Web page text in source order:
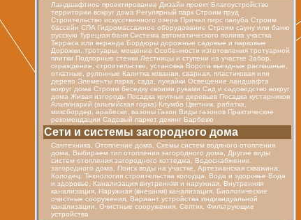
Ландшафтное проектирование Дизайн проект Благоустройство
территории вокруг дома Регулярный парк Строим пруд
Строительство искусственного озера Причал пирс палуба Строим
бассейн СПА Гидромассажное оборудование Строим сауну или баню
русскую Турецкая баня Cистема автоматического полива участка
Терраса или веранда Бордюры дорожные садовые и парковые
Дорожки, тротуары, мощение Особенности изготовления тротуарной
плитки Подпорные стенки Лестницы и ступени на участке Забор,
ограждение, строительство, установка Ворота вьездные распашные,
откатные, рулонные Калитка кованая, сварная, пластиковая или
дерево Элементы парка, сада, лужайки Освещение ландшафта
вокруг дома Строим беседку своими руками Сад и садоводство вокруг
дома Живая изгородь Посадка крупных деревьев Посадка кустарников
Альпинарий (альпийская горка) Клумба Цветник, рабатка,
миксбордер, арабески, вазоны Газон Виды газонов Практические
рекомендации Садовый паркет декинг Барбекю
Cети и системы загородного дома
Сантехника, Отопление дома, Схемы систем водяного отопления
дома, Выбираем тип отопления загородного дома, Другие виды
систем отопления загородного коттеджа, Водоснабжение
загородного дома, Поиск воды на участке, Артезианская скважина,
Колодец. Технология строительства колодца, Вода и здоровье Вода
и здоровье, Канализация внутренняя и наружная, Внутренняя
канализация, Наружная (внешняя) канализация, Биологические
очистные сооружения, Вариант устройства индивидуальной
канализации, Очистные сооружения. Септик, Фильтрующие
устройства